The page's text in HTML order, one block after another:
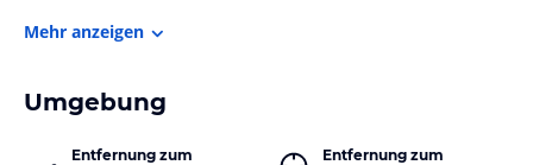
Mehr anzeigen
Umgebung
Entfernung zum
Entfernung zum